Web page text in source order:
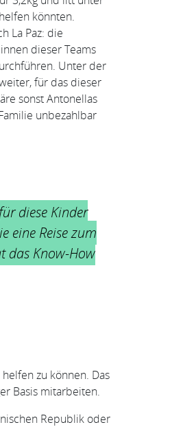
könnten.
La Paz: die
dieser Teams
Unter der
für das dieser
sonst Antonellas
unbezahlbar
diese Kinder
eine Reise zum
das Know-How
zu können. Das
Basis mitarbeiten.
Republik oder